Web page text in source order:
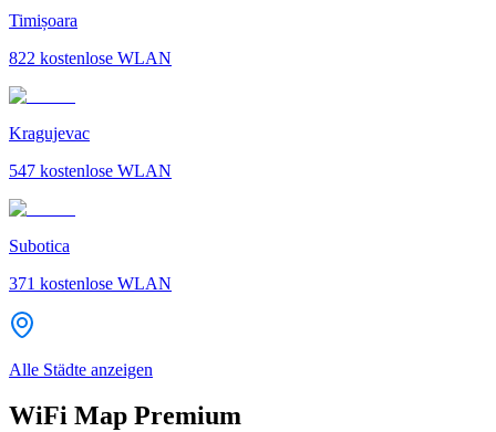
Timișoara
822 kostenlose WLAN
Kragujevac
547 kostenlose WLAN
Subotica
371 kostenlose WLAN
Alle Städte anzeigen
WiFi Map Premium